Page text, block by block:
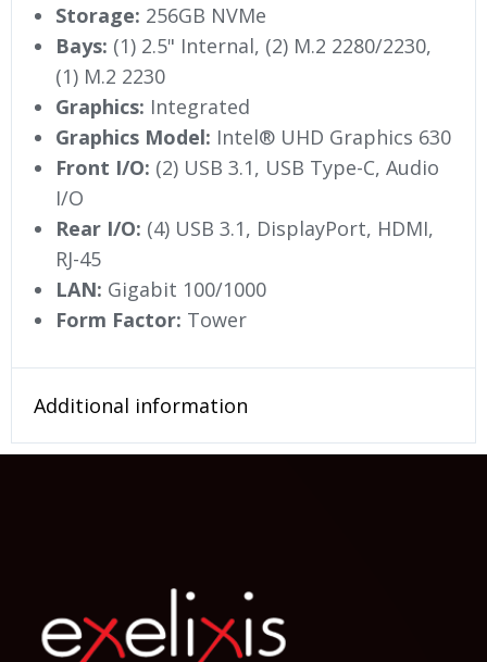
Storage: 256GB NVMe
Bays: (1) 2.5" Internal, (2) M.2 2280/2230,
(1) M.2 2230
Graphics: Integrated
Graphics Model: Intel® UHD Graphics 630
Front I/O: (2) USB 3.1, USB Type-C, Audio
I/O
Rear I/O: (4) USB 3.1, DisplayPort, HDMI,
RJ-45
LAN: Gigabit 100/1000
Form Factor: Tower
Additional information